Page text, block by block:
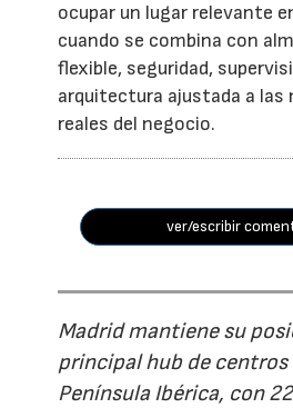
ocupar un lugar relevante
cuando se combina con
flexible, seguridad,
arquitectura ajustada a las
reales del negocio.
ver/escribir
Madrid mantiene su
principal hub de centros
Península Ibérica, con